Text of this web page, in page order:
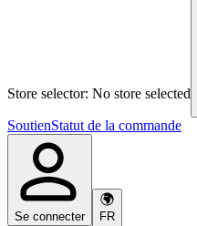
Store selector: No store selected
SoutienStatut de la commande
Se connecter FR